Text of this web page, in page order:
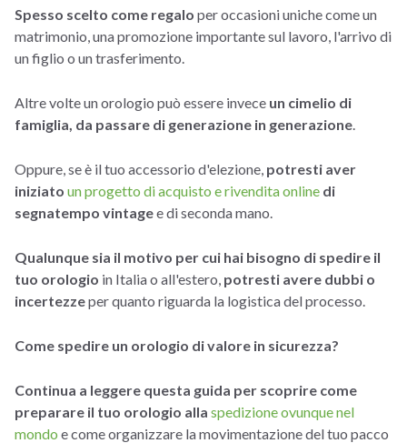
Spesso scelto come regalo per occasioni uniche come un
matrimonio, una promozione importante sul lavoro, l'arrivo di
un figlio o un trasferimento.
Altre volte un orologio può essere invece un cimelio di
famiglia, da passare di generazione in generazione.
Oppure, se è il tuo accessorio d'elezione, potresti aver
iniziato un progetto di acquisto e rivendita online di
segnatempo vintagee di seconda mano.
Qualunque sia il motivo per cui hai bisogno di spedire il
tuo orologio in Italia o all'estero, potresti avere dubbi o
incertezzeper quanto riguarda la logistica del processo.
Come spedire un orologio di valore in sicurezza?
Continua a leggere questa guida per scoprire come
preparare il tuo orologio alla spedizione ovunque nel
mondo e come organizzare la movimentazione del tuo pacco